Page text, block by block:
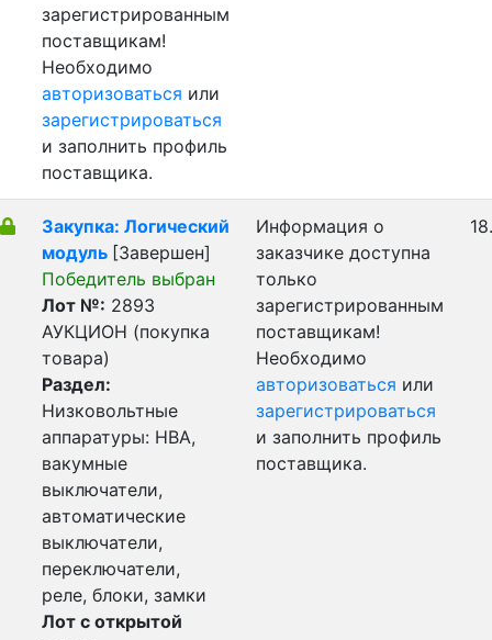
зарегистрированным
поставщикам!
Необходимо
авторизоваться или
зарегистрироваться
и заполнить профиль
поставщика.
Закупка: Логический
модуль [Завершен]
Победитель выбран
Лот №: 2893
АУКЦИОН (покупка
товара)
Раздел:
Низковольтные
аппаратуры: НВА,
вакумные
выключатели,
автоматические
выключатели,
переключатели,
реле, блоки, замки
Лот с открытой
Информация о
заказчике доступна
только
зарегистрированным
поставщикам!
Необходимо
авторизоваться или
зарегистрироваться
и заполнить профиль
поставщика.